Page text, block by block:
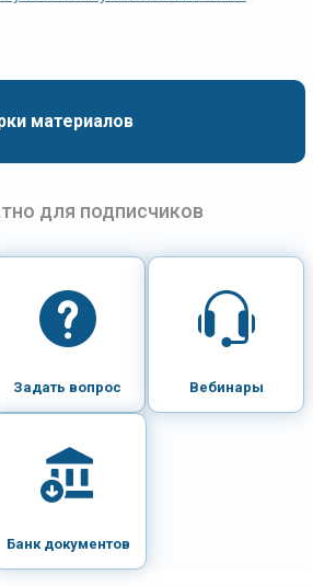
материалов
для подписчиков
Задать вопрос Вебинары
Банк документов